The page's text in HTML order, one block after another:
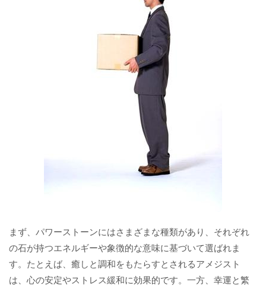
まず、パワーストーンにはさまざまな種類があり、それぞれ
の石が持つエネルギーや象徴的な意味に基づいて選ばれま
す。たとえば、癒しと調和をもたらすとされるアメジスト
は、心の安定やストレス緩和に効果的です。一方、幸運と繁